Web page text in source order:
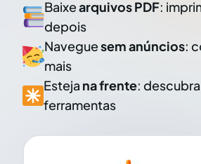
Baixearquivos PDF:
depois
Naveguesem anúncios:
mais
Esteja na frente:
ferramentas